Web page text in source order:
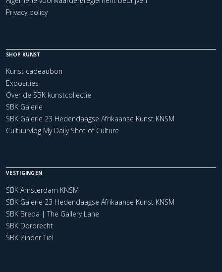
Privacy policy
SHOP KUNST
Kunst cadeaubon
Exposities
Over de SBK kunstcollectie
SBK Galerie
SBK Galerie 23 Hedendaagse Afrikaanse Kunst KNSM
Cultuurvlog My Daily Shot of Culture
VESTIGINGEN
SBK Amsterdam KNSM
SBK Galerie 23 Hedendaagse Afrikaanse Kunst KNSM
SBK Breda | The Gallery Lane
SBK Dordrecht
SBK Zinder Tiel